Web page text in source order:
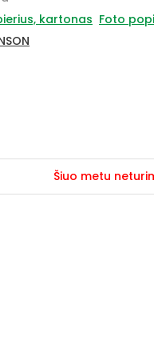
kartonas Foto
Šiuo metu